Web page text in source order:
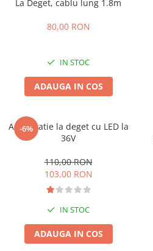
Chopper
Harley
➔ Geeli
PIESE DE SCHIMB
Acceleratii
Baterii
La Deget, cablu lung 1.8m
80,00 RON
IN STOC
ADAUGA IN COS
-6%
Acceleratie la deget cu LED la
36V
110,00 RON
103,00 RON
IN STOC
ADAUGA IN COS